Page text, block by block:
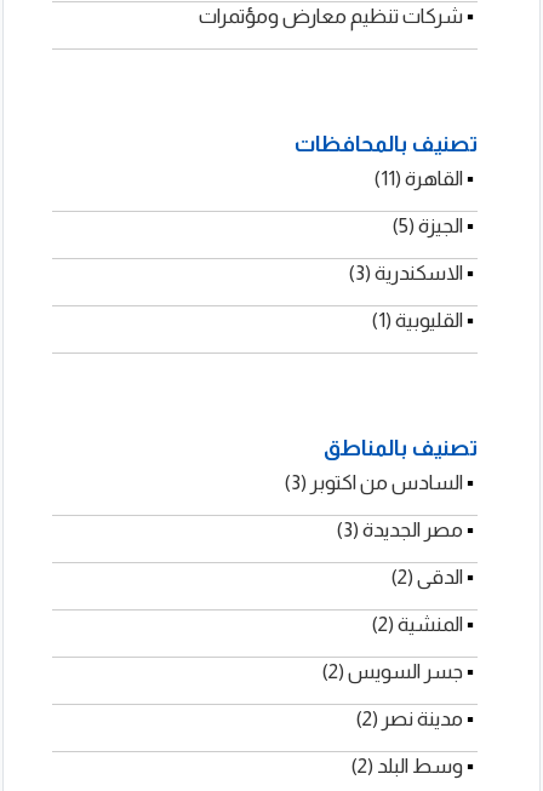
للطباعة
شركات البرمجة وتصميم المواقع...
▪
تصنيف بالمحافظات
▪
▪
الجيزة (5)
▪
▪
القليوبية (1)
تصنيف بالمناطق
▪
▪
▪
▪
▪
▪
▪